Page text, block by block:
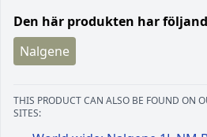
Den här produkten har
Nalgene
THIS PRODUCT CAN ALSO BE FOUND ON
SITES: